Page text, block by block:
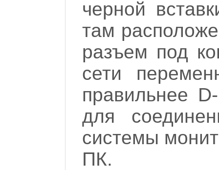
черной
там
разъем под
сети
правильнее
для
системы
ПК.